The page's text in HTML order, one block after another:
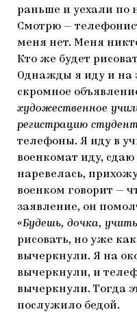
раньше и уехали по
Смотрю —
меня нет. Меня
Кто же будет
Однажды я иду и на
скромное
художественное
регистрацию
телефоны. Я иду в
военкомат иду, сдаю
наревелась,
военком говорит —
заявление, он
«Будешь, дочка,
рисовать, но уже
вычеркнули. Я на
вычеркнули, и
вычеркнули. Тогда
послужило бедой.